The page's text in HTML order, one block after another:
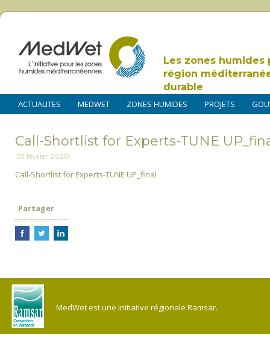
Les zones humides
région
durable
ACTUALITES MEDWET ZONES HUMIDES PROJETS
Call-Shortlist for Experts-TUNE
03 février 2020
Call-Shortlist for Experts-TUNE UP_final
Partager
MedWet est une initiative régionale Ramsar.